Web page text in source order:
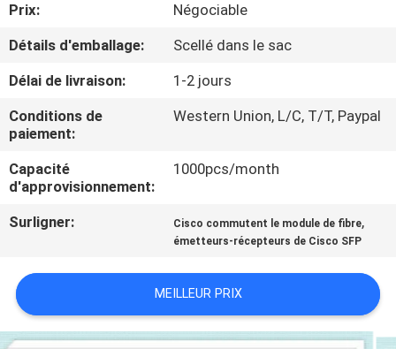
VISITE
DE
L'USINE
CONTRÔLE
DE
LA
QUALITÉ
NOUS
CONTACTER
Prix:
Négociable
Détails d'emballage:
Scellé dans le sac
Délai de livraison:
1-2 jours
Conditions de
paiement:
Western Union, L/C, T/T, Paypal
Capacité
d'approvisionnement:
1000pcs/month
Surligner: Cisco commutent le module de fibre,
émetteurs-récepteurs de Cisco SFP
MEILLEUR PRIX